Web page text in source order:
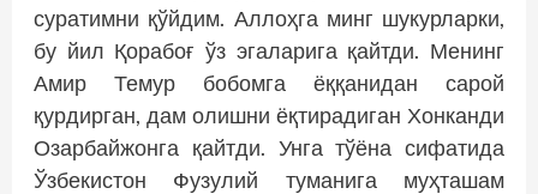
суратимни қўйдим. Аллоҳга минг шукурларки,
бу йил Қорабоғ ўз эгаларига қайтди. Менинг
Амир Темур бобомга ёққанидан сарой
қурдирган, дам олишни ёқтирадиган Хонканди
Озарбайжонга қайт­­ди. Унга тўёна сифатида
Ўзбекистон Фузулий туманига муҳташам